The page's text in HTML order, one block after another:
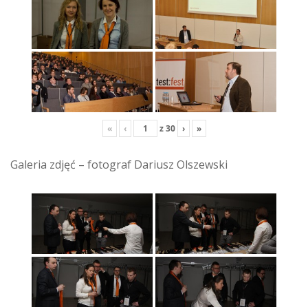
« ‹ z30 › »
Galeria zdjęć – fotograf Dariusz Olszewski